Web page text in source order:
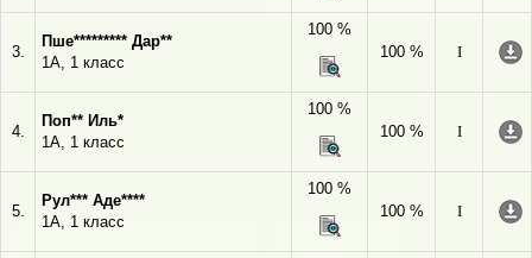
3.
Пше********* Дар**
1А, 1 класс
100 %
100 %
I
4.
Поп** Иль*
1А, 1 класс
100 %
100 %
I
5.
Рул*** Аде****
1А, 1 класс
100 %
100 %
I